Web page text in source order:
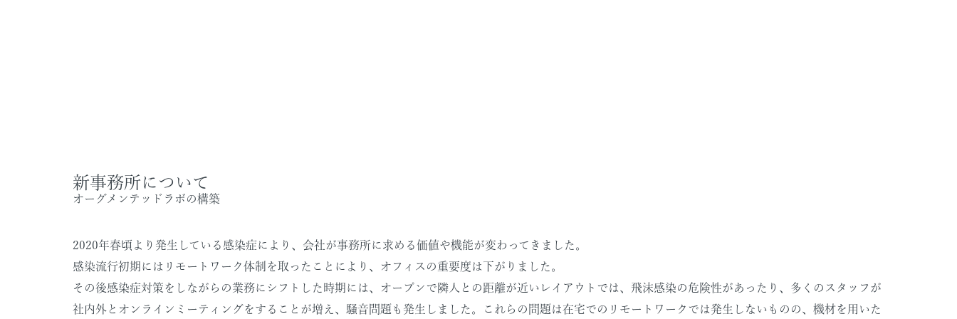
新事務所について
オーグメンテッドラボの構築
2020年春頃より発生している感染症により、会社が事務所に求める価値や機能が変わってきました。
感染流行初期にはリモートワーク体制を取ったことにより、オフィスの重要度は下がりました。
その後感染症対策をしながらの業務にシフトした時期には、オープンで隣人との距離が近いレイアウトでは、飛沫感染の危険性があったり、多くのスタッフが
社内外とオンラインミーティングをすることが増え、騒音問題も発生しました。これらの問題は在宅でのリモートワークでは発生しないものの、機材を用いた